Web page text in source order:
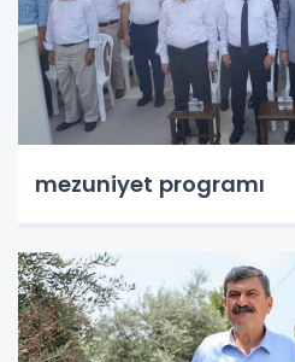
mezuniyet programı